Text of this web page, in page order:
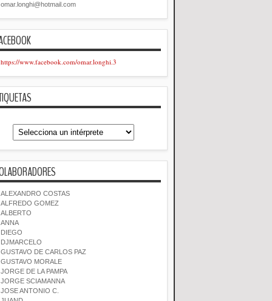
omar.longhi@hotmail.com
https://www.facebook.com/omar.longhi.3
ALEXANDRO COSTAS
ALFREDO GOMEZ
ALBERTO
ANNA
DIEGO
DJMARCELO
GUSTAVO DE CARLOS PAZ
GUSTAVO MORALE
JORGE DE LA PAMPA
JORGE SCIAMANNA
JOSE ANTONIO C.